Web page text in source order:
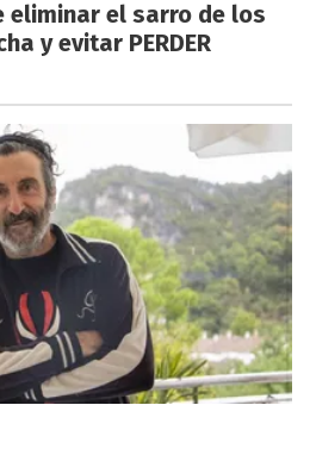
eliminar el sarro de los
y evitar PERDER